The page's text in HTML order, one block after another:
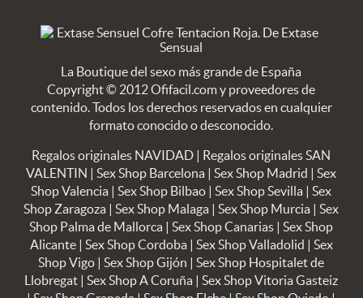
La Boutique del sexo más grande de España
Copyright © 2012 Ofifacil.com y proveedores de
contenido. Todos los derechos reservados en cualquier
formato conocido o desconocido.
Regalos originales NAVIDAD
Regalos originales SAN
VALENTIN
|Sex Shop Barcelona |Sex Shop Madrid |Sex
Shop Valencia |Sex Shop Bilbao |Sex Shop Sevilla |Sex
Shop Zaragoza |Sex Shop Malaga |Sex Shop Murcia |Sex
Shop Palma de Mallorca |Sex Shop Canarias |Sex Shop
Alicante| Sex Shop Cordoba| Sex Shop Valladolid
Sex
Shop Vigo |Sex Shop Gijón |Sex Shop Hospitalet de
Llobregat |Sex Shop A Coruña |Sex Shop Vitoria Gasteiz